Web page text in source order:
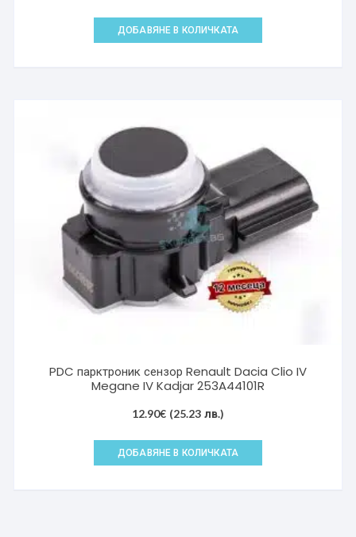
ДОБАВЯНЕ В КОЛИЧКАТА
PDC парктроник сензор Renault Dacia Clio IV
Megane IV Kadjar 253A44101R
12.90€ (25.23 лв.)
ДОБАВЯНЕ В КОЛИЧКАТА